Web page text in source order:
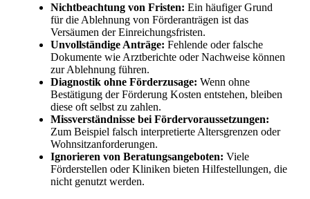
Nichtbeachtung von Fristen: Ein häufiger Grund
für die Ablehnung von Förderanträgen ist das
Versäumen der Einreichungsfristen.
Unvollständige Anträge: Fehlende oder falsche
Dokumente wie Arztberichte oder Nachweise können
zur Ablehnung führen.
Diagnostik ohne Förderzusage: Wenn ohne
Bestätigung der Förderung Kosten entstehen, bleiben
diese oft selbst zu zahlen.
Missverständnisse bei Fördervoraussetzungen:
Zum Beispiel falsch interpretierte Altersgrenzen oder
Wohnsitzanforderungen.
Ignorieren von Beratungsangeboten: Viele
Förderstellen oder Kliniken bieten Hilfestellungen, die
nicht genutzt werden.